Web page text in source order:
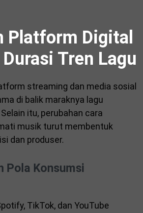
Platform Digital
Tren Lagu
streaming dan media sosial
di balik maraknya lagu
itu, perubahan cara
musik turut membentuk
dan produser.
Pola Konsumsi
TikTok, dan YouTube